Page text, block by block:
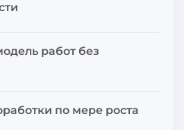
работ без
по мере роста